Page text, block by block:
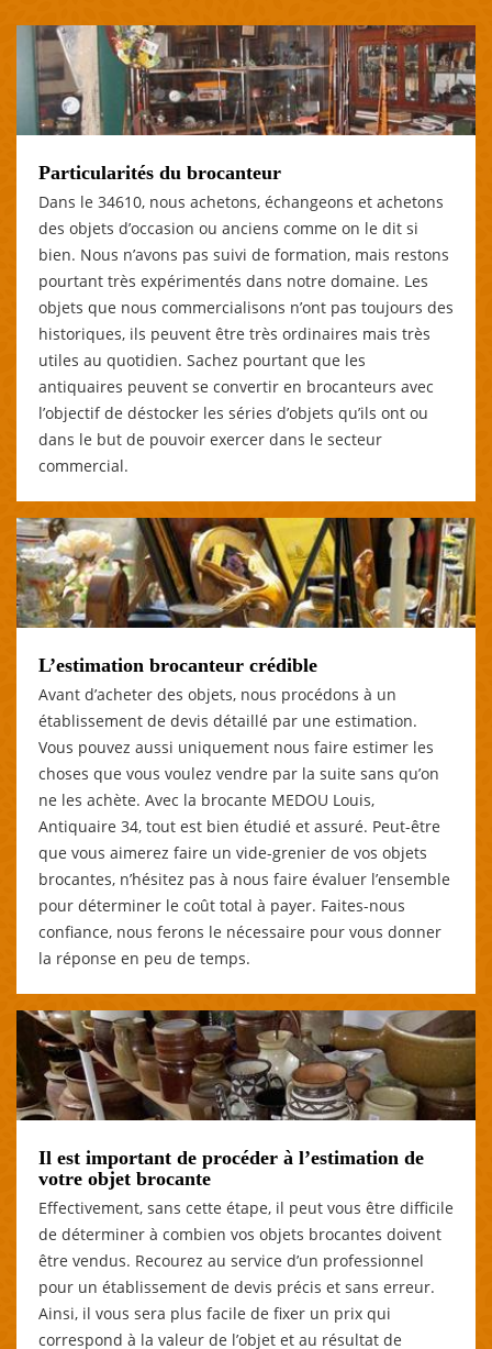
Particularités du brocanteur
Dans le 34610, nous achetons, échangeons et achetons
des objets d’occasion ou anciens comme on le dit si
bien. Nous n’avons pas suivi de formation, mais restons
pourtant très expérimentés dans notre domaine. Les
objets que nous commercialisons n’ont pas toujours des
historiques, ils peuvent être très ordinaires mais très
utiles au quotidien. Sachez pourtant que les
antiquaires peuvent se convertir en brocanteurs avec
l’objectif de déstocker les séries d’objets qu’ils ont ou
dans le but de pouvoir exercer dans le secteur
commercial.
L’estimation brocanteur crédible
Avant d’acheter des objets, nous procédons à un
établissement de devis détaillé par une estimation.
Vous pouvez aussi uniquement nous faire estimer les
choses que vous voulez vendre par la suite sans qu’on
ne les achète. Avec la brocante MEDOU Louis,
Antiquaire 34, tout est bien étudié et assuré. Peut-être
que vous aimerez faire un vide-grenier de vos objets
brocantes, n’hésitez pas à nous faire évaluer l’ensemble
pour déterminer le coût total à payer. Faites-nous
confiance, nous ferons le nécessaire pour vous donner
la réponse en peu de temps.
Il est important de procéder à l’estimation de
votre objet brocante
Effectivement, sans cette étape, il peut vous être difficile
de déterminer à combien vos objets brocantes doivent
être vendus. Recourez au service d’un professionnel
pour un établissement de devis précis et sans erreur.
Ainsi, il vous sera plus facile de fixer un prix qui
correspond à la valeur de l’objet et au résultat de